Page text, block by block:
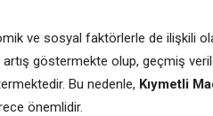
ve sosyal faktörlerle de ilişkili
göstermekte olup, geçmiş
Bu nedenle, Kıymetli
önemlidir.